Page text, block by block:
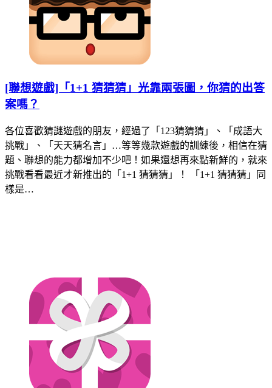
[聯想遊戲]「1+1 猜猜猜」光靠兩張圖，你猜的出答
案嗎？
各位喜歡猜謎遊戲的朋友，經過了「123猜猜猜」、「成語大
挑戰」、「天天猜名言」…等等幾款遊戲的訓練後，相信在猜
題、聯想的能力都增加不少吧！如果還想再來點新鮮的，就來
挑戰看看最近才新推出的「1+1 猜猜猜」！ 「1+1 猜猜猜」同
樣是…